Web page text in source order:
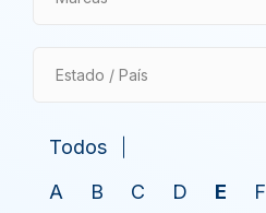
Estado / País
Todos
A
B C D E F